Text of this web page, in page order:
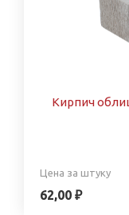
Кирпич
Цена за штуку
62,00 ₽